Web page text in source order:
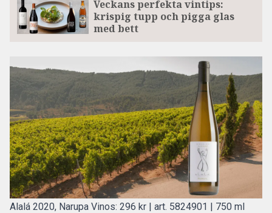
Veckans perfekta vintips:
krispig tupp och pigga glas
med bett
Alalá 2020, Narupa Vinos: 296 kr | art. 5824901 | 750 ml